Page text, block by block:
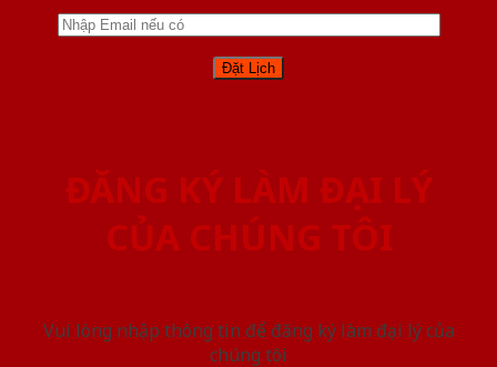
ĐĂNG KÝ LÀM ĐẠI LÝ
CỦA CHÚNG TÔI
Vui lòng nhập thông tin để đăng ký làm đại lý của
chúng tôi